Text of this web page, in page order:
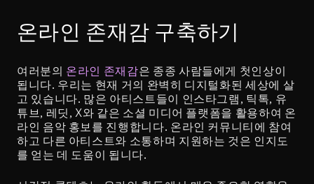
온라인 존재감 구축하기
여러분의 온라인 존재감은 종종 사람들에게 첫인상이
됩니다. 우리는 현재 거의 완벽히 디지털화된 세상에 살
고 있습니다. 많은 아티스트들이 인스타그램, 틱톡, 유
튜브, 레딧, X와 같은 소셜 미디어 플랫폼을 활용하여 온
라인 음악 홍보를 진행합니다. 온라인 커뮤니티에 참여
하고 다른 아티스트와 소통하며 지원하는 것은 인지도
를 얻는 데 도움이 됩니다.